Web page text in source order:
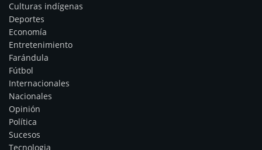
Culturas indígenas
Deportes
Economía
Entretenimiento
Farándula
Fútbol
Internacionales
Nacionales
Opinión
Política
Sucesos
Tecnologia